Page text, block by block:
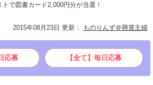
で図書カード2,000円分が当選！
2015年08月23日 更新 ： ものりんず＠懸賞主婦
応募 【全て】毎日応募